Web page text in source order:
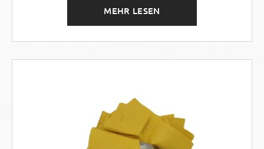
MEHR LESEN